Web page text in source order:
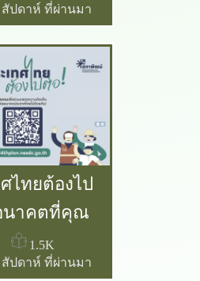
งเกษตรและ
ระจำปี 2569
สัปดาห์ ที่ผ่านมา
ไทยต้องไป
นาคตที่คุณ
ห็นเป็นแบบ
ไหน
1.5K
สัปดาห์ ที่ผ่านมา